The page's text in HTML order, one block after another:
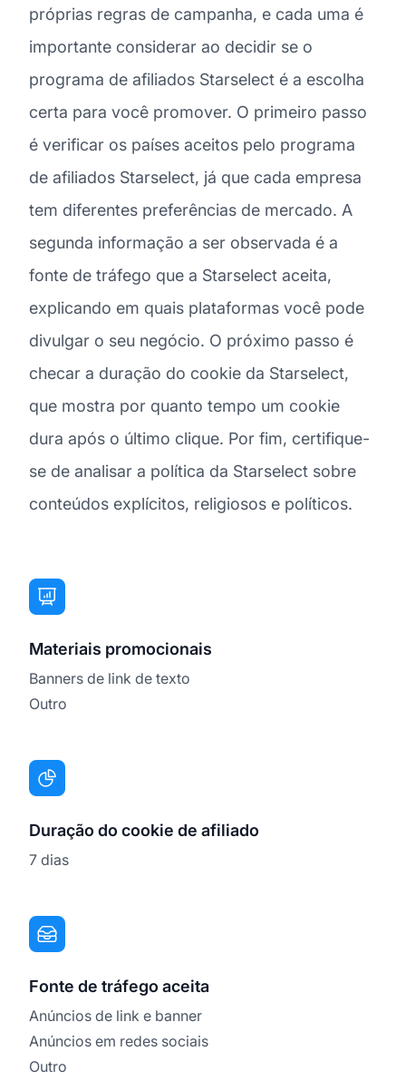
próprias regras de campanha, e cada uma é
importante considerar ao decidir se o
programa de afiliados Starselect é a escolha
certa para você promover. O primeiro passo
é verificar os países aceitos pelo programa
de afiliados Starselect, já que cada empresa
tem diferentes preferências de mercado. A
segunda informação a ser observada é a
fonte de tráfego que a Starselect aceita,
explicando em quais plataformas você pode
divulgar o seu negócio. O próximo passo é
checar a duração do cookie da Starselect,
que mostra por quanto tempo um cookie
dura após o último clique. Por fim, certifique-
se de analisar a política da Starselect sobre
conteúdos explícitos, religiosos e políticos.
Materiais promocionais
Banners de link de texto
Outro
Duração do cookie de afiliado
7 dias
Fonte de tráfego aceita
Anúncios de link e banner
Anúncios em redes sociais
Outro